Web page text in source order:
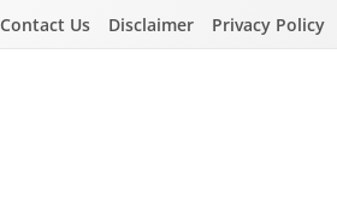
Contact Us Disclaimer Privacy Policy